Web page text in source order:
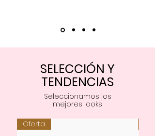
SELECCIÓN Y
TENDENCIAS
Seleccionamos los
mejores looks
Oferta